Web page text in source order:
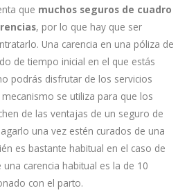
que muchos seguros de cuadro
, por lo que hay que ser
Una carencia en una póliza de
de tiempo inicial en el que estás
podrás disfrutar de los servicios
se utiliza para que los
de las ventajas de un seguro de
una vez estén curados de una
es bastante habitual en el caso de
carencia habitual es la de 10
con el parto.